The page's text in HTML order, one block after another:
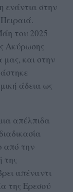
ενάντια στην
του 2025
Ακύρωσης
μας, και στην
άδεια ως
απέλπιδα
από την
της
απέναντι
της Ερεσού